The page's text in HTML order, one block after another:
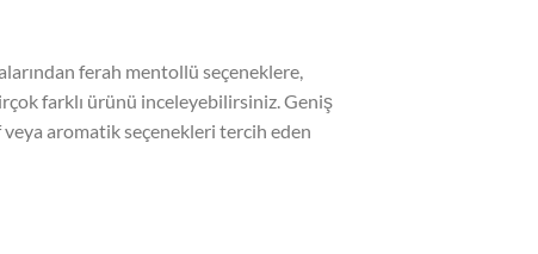
ferah mentollü seçeneklere,
farklı ürünü inceleyebilirsiniz. Geniş
aromatik seçenekleri tercih eden